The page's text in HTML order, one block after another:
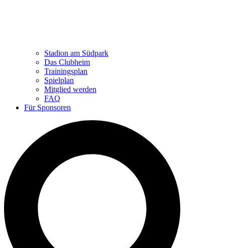
Stadion am Südpark
Das Clubheim
Trainingsplan
Spielplan
Mitglied werden
FAQ
Für Sponsoren